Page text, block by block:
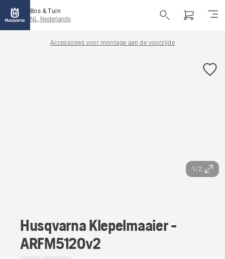
Bos & Tuin
NL, Nederlands
Accessoires voor montage aan de voorzijde
1/2
Husqvarna Klepelmaaier -
ARFM5120v2